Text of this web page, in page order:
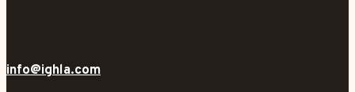
info@ighla.com